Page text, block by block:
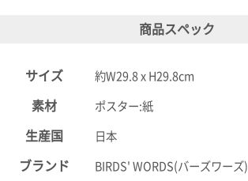
商品スペック
サイズ 約W29.8 x H29.8cm
素材 ポスター:紙
生産国 日本
ブランド BIRDS' WORDS(バーズワーズ)